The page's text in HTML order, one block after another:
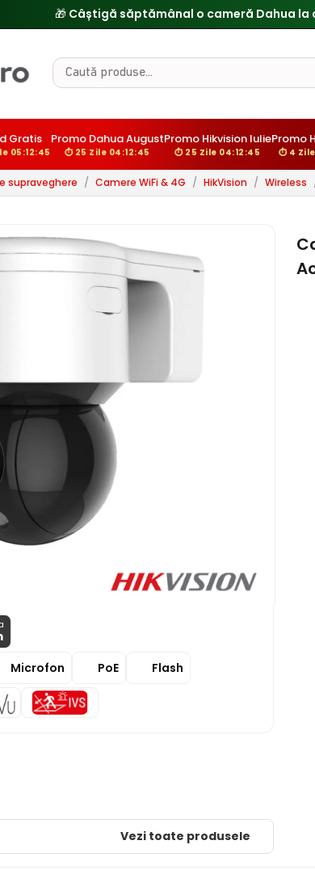
Gratis
05:12:44
Promo Dahua August
⏱ 25 Zile 04:12:44
Promo Hikvision Iulie
⏱ 25 Zile 04:12:44
Promo
⏱ 4
supraveghere / Camere WiFi & 4G / HikVision / Wireless
Microfon PoE Flash
Vezi toate produsele